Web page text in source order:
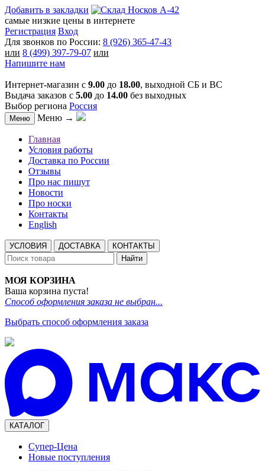
Добавить в закладки
самые низкие цены в интернете
Регистрация Вход
Для звонков по России: 8 (926) 365-47-43
или 8 (499) 397-79-07 или
Напишите нам
Интернет-магазин с 9.00 до 18.00, выходной СБ и ВС
Выдача заказов с 5.00 до 14.00 без выходных
Выбор региона Россия
Меню Меню →
Главная
Условия работы
Доставка по России
Отзывы
Про нас пишут
Новости
Про носки
Контакты
English
УСЛОВИЯ ДОСТАВКА
КОНТАКТЫ
Найти
МОЯ КОРЗИНА
Ваша корзина пуста!
Способ оформления заказа не выбран...
Выбрать способ оформления заказа
КАТАЛОГ
Супер-Цена
Новые поступления